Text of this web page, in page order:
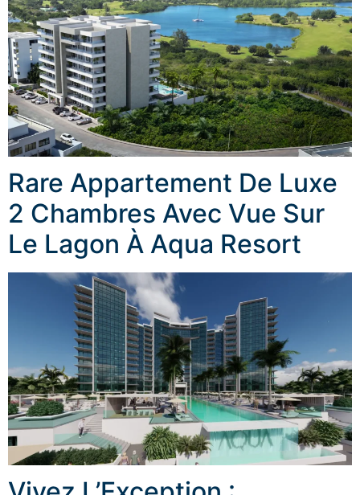
Rare Appartement De Luxe
2 Chambres Avec Vue Sur
Le Lagon À Aqua Resort